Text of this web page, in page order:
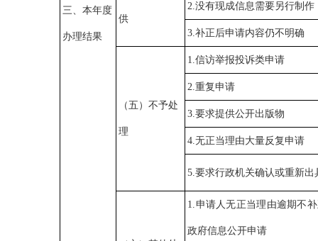
三、本年度
办理结果
供
2.没有现成信息需要另行制作
3.补正后申请内容仍不明确
（五）不予处
理
1.信访举报投诉类申请
2.重复申请
3.要求提供公开出版物
4.无正当理由大量反复申请
5.要求行政机关确认或重新出
1.申请人无正当理由逾期不
政府信息公开申请